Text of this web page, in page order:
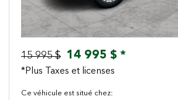
15 995 $ 14 995 $ *
*Plus Taxes et licenses
Ce véhicule est situé chez: